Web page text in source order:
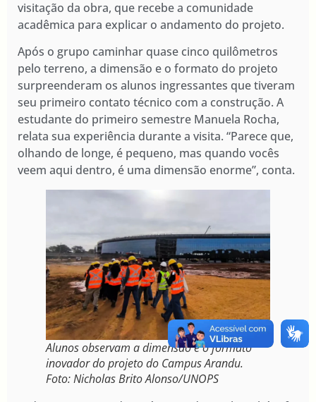
visitação da obra, que recebe a comunidade
acadêmica para explicar o andamento do projeto.
Após o grupo caminhar quase cinco quilômetros
pelo terreno, a dimensão e o formato do projeto
surpreenderam os alunos ingressantes que tiveram
seu primeiro contato técnico com a construção. A
estudante do primeiro semestre Manuela Rocha,
relata sua experiência durante a visita. “Parece que,
olhando de longe, é pequeno, mas quando vocês
veem aqui dentro, é uma dimensão enorme”, conta.
Alunos observam a dimensão e o formato
inovador do projeto do Campus Arandu.
Foto: Nicholas Brito Alonso/UNOPS